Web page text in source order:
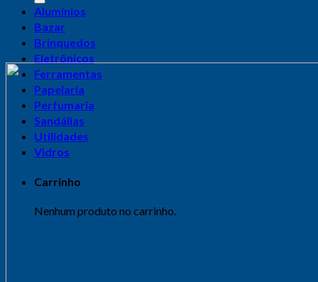
Alumínios
Bazar
Brinquedos
Eletrônicos
Ferramentas
Papelaria
Perfumaria
Sandálias
Utilidades
Vidros
Carrinho
Nenhum produto no carrinho.